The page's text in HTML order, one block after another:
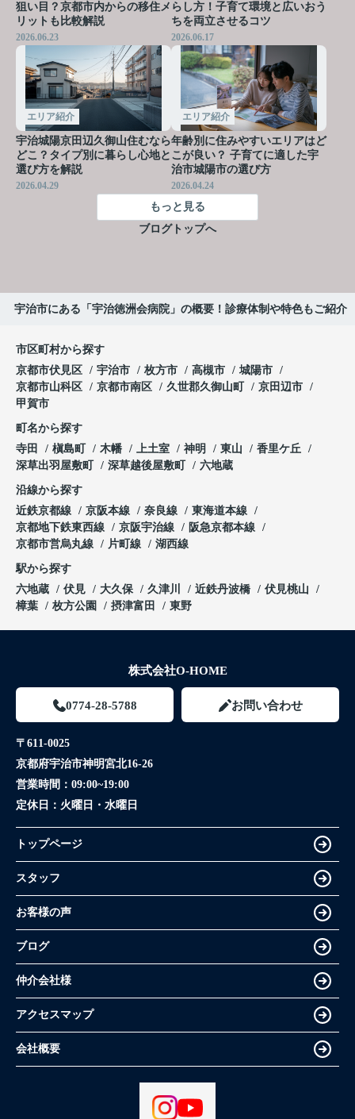
狙い目？京都市内からの移住メ
リットも比較解説
2026.06.23
らし方！子育て環境と広いおう
ちを両立させるコツ
2026.06.17
エリア紹介
宇治城陽京田辺久御山住むなら
どこ？タイプ別に暮らし心地と
選び方を解説
2026.04.29
エリア紹介
年齢別に住みやすいエリアはど
こが良い？ 子育てに適した宇
治市城陽市の選び方
2026.04.24
もっと見る
ブログトップへ
宇治市にある「宇治徳洲会病院」の概要！診療体制や特色もご紹介
市区町村から探す
京都市伏見区
宇治市 枚方市 高槻市
城陽市
京都市山科区
京都市南区 久世郡久御山町
京田辺市
甲賀市
町名から探す
寺田
槇島町 木幡 上土室 神明 東山
香里ケ丘
深草出羽屋敷町
深草越後屋敷町 六地蔵
沿線から探す
近鉄京都線
京阪本線 奈良線
東海道本線
京都地下鉄東西線
京阪宇治線
阪急京都本線
京都市営烏丸線
片町線 湖西線
駅から探す
六地蔵
伏見 大久保 久津川 近鉄丹波橋
伏見桃山
樟葉
枚方公園 摂津富田 東野
株式会社O-HOME
0774-28-5788 お問い合わせ
〒611-0025
京都府宇治市神明宮北16-26
営業時間： 09:00~19:00
定休日： 火曜日・水曜日
トップページ
スタッフ
お客様の声
ブログ
仲介会社様
アクセスマップ
会社概要